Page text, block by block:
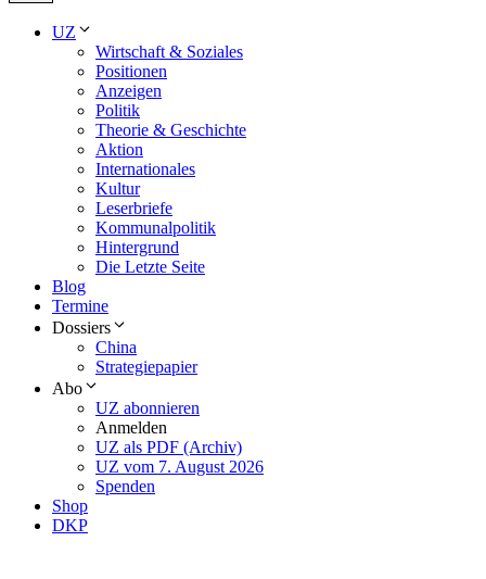
UZ
Wirtschaft & Soziales
Positionen
Anzeigen
Politik
Theorie & Geschichte
Aktion
Internationales
Kultur
Leserbriefe
Kommunalpolitik
Hintergrund
Die Letzte Seite
Blog
Termine
Dossiers
China
Strategiepapier
Abo
UZ abonnieren
Anmelden
UZ als PDF (Archiv)
UZ vom 7. August 2026
Spenden
Shop
DKP